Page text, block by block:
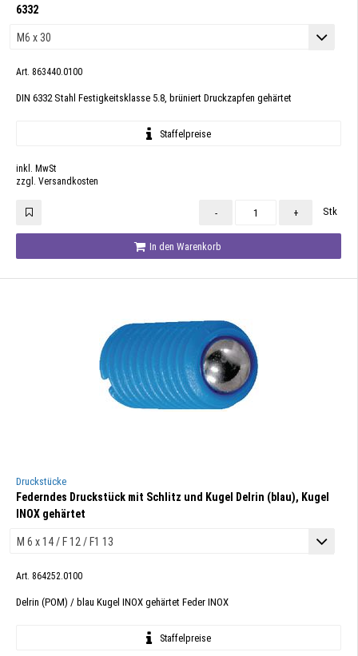
6332
Art. 863440.0100
DIN 6332 Stahl Festigkeitsklasse 5.8, brüniert Druckzapfen gehärtet
Staffelpreise
inkl. MwSt
zzgl. Versandkosten
- + Stk
In den Warenkorb
Druckstücke
Federndes Druckstück mit Schlitz und Kugel Delrin (blau), Kugel
INOX gehärtet
Art. 864252.0100
Delrin (POM) / blau Kugel INOX gehärtet Feder INOX
Staffelpreise